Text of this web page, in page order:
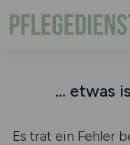
... etwas
Es trat ein Fehler